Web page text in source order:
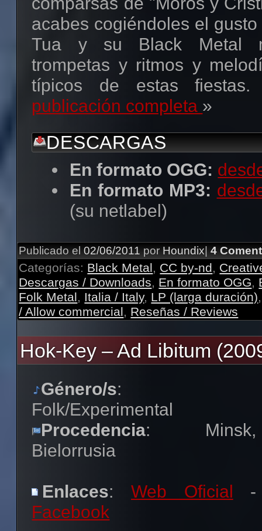
acabes cogiéndoles el
Tua y su Black Metal
trompetas y ritmos y
típicos de estas
publicación completa »
DESCARGAS
En formato OGG:
En formato MP3:
(su netlabel)
Publicado el 02/06/2011 por Houndix| 4
Categorías: Black Metal, CC by-nd,
Descargas / Downloads, En formato OGG,
Folk Metal, Italia / Italy, LP (larga duración)
/ Allow commercial, Reseñas / Reviews
Hok-Key – Ad Libitum
Género/s:
Folk/Experimental
Procedencia: Minsk,
Bielorrusia
Enlaces:Web Oficial -
Facebook